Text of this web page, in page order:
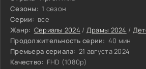
Сезоны: 1 сезон
Серии: все
Жанр: Сериалы 2024 / Драмы 2024 /
Продолжительность серии: 40 мин
Премьера сериала: 21 августа 2024
Качество: FHD (1080p)